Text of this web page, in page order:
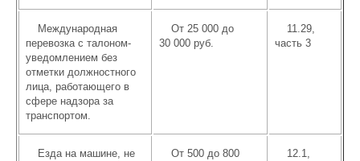
Международная
перевозка с талоном-
уведомлением без
отметки должностного
лица, работающего в
сфере надзора за
транспортом.
От 25 000 до
30 000 руб.
11.29,
часть 3
Езда на машине, не
От 500 до 800
12.1,